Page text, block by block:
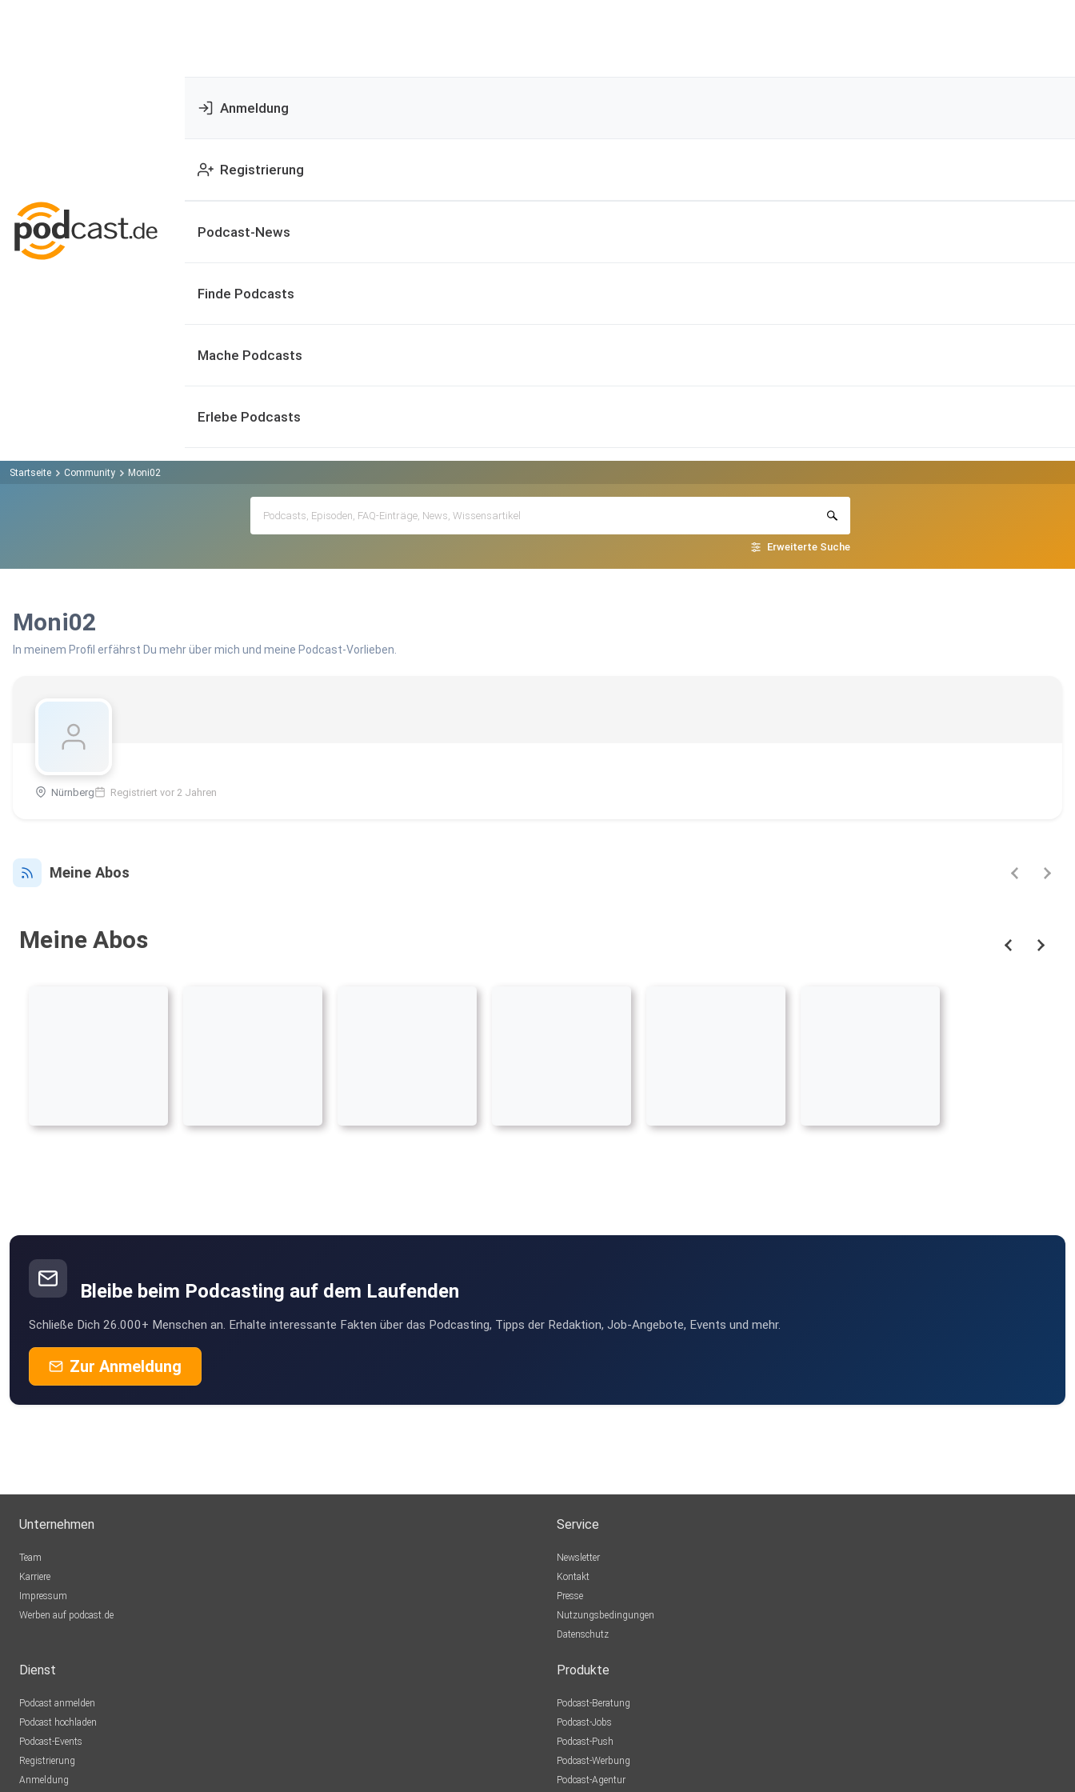
Anmeldung
Registrierung
Podcast-News
Finde Podcasts
Mache Podcasts
Erlebe Podcasts
Startseite Community Moni02
Erweiterte Suche
Moni02
In meinem Profil erfährst Du mehr über mich und meine Podcast-Vorlieben.
Nürnberg Registriert vor 2 Jahren
Meine Abos
Meine Abos
Bleibe beim Podcasting auf dem Laufenden
Schließe Dich 26.000+ Menschen an. Erhalte interessante Fakten über das Podcasting, Tipps der Redaktion, Job-Angebote, Events und mehr.
Zur Anmeldung
Unternehmen
Team
Karriere
Impressum
Werben auf podcast.de
Service
Newsletter
Kontakt
Presse
Nutzungsbedingungen
Datenschutz
Dienst
Podcast anmelden
Podcast hochladen
Podcast-Events
Registrierung
Anmeldung
Produkte
Podcast-Beratung
Podcast-Jobs
Podcast-Push
Podcast-Werbung
Podcast-Agentur